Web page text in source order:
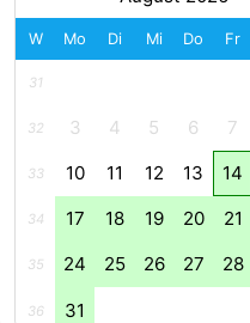
und
trinken
Veranstaltungen
Praktisch
Route
Fähre
Parken
W Mo Di Mi Do Fr
31
32 3 4 5 6 7
33 10 11 12 13 14
34 17 18 19 20 21
35 24 25 26 27 28
36 31